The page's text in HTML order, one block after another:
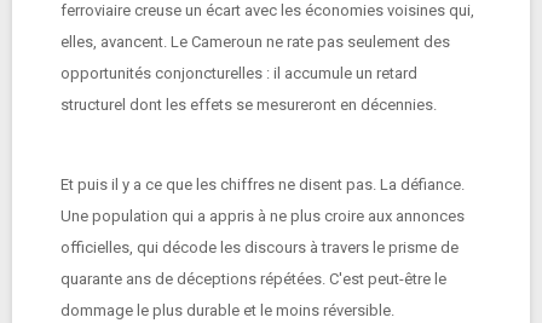
ferroviaire creuse un écart avec les économies voisines qui,
elles, avancent. Le Cameroun ne rate pas seulement des
opportunités conjoncturelles : il accumule un retard
structurel dont les effets se mesureront en décennies.
Et puis il y a ce que les chiffres ne disent pas. La défiance.
Une population qui a appris à ne plus croire aux annonces
officielles, qui décode les discours à travers le prisme de
quarante ans de déceptions répétées. C'est peut-être le
dommage le plus durable et le moins réversible.